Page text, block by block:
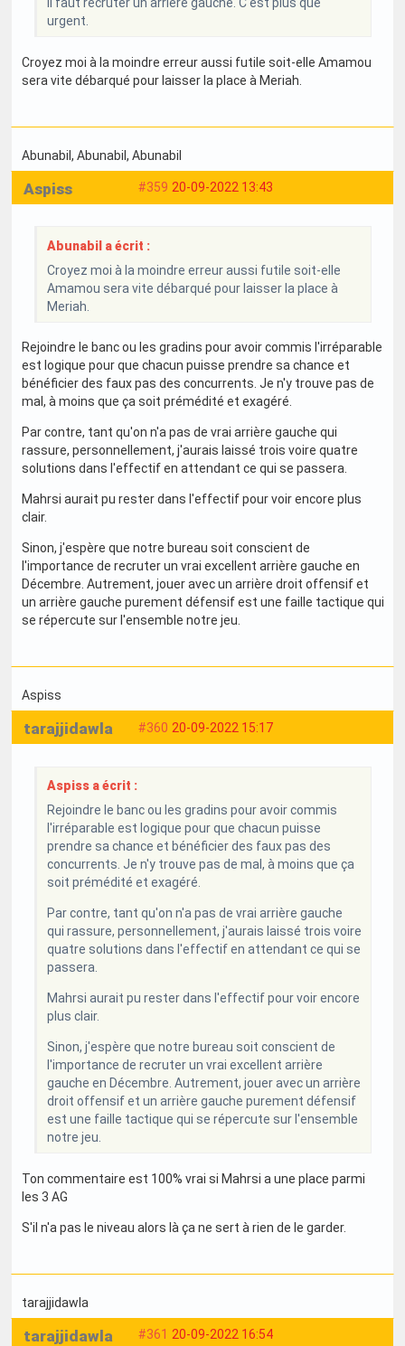
urgent.
Croyez moi à la moindre erreur aussi futile soit-elle Amamou
sera vite débarqué pour laisser la place à Meriah.
Abunabil , Abunabil , Abunabil
#359 20-09-2022 13:43
Aspiss
Abunabil a écrit :
Croyez moi à la moindre erreur aussi futile soit-elle
Amamou sera vite débarqué pour laisser la place à
Meriah.
Rejoindre le banc ou les gradins pour avoir commis l'irréparable
est logique pour que chacun puisse prendre sa chance et
bénéficier des faux pas des concurrents. Je n'y trouve pas de
mal, à moins que ça soit prémédité et exagéré.
Par contre, tant qu'on n'a pas de vrai arrière gauche qui
rassure, personnellement, j'aurais laissé trois voire quatre
solutions dans l'effectif en attendant ce qui se passera.
Mahrsi aurait pu rester dans l'effectif pour voir encore plus
clair.
Sinon, j'espère que notre bureau soit conscient de
l'importance de recruter un vrai excellent arrière gauche en
Décembre. Autrement, jouer avec un arrière droit offensif et
un arrière gauche purement défensif est une faille tactique qui
se répercute sur l'ensemble notre jeu.
Aspiss
#360 20-09-2022 15:17
tarajjidawla
Aspiss a écrit :
Rejoindre le banc ou les gradins pour avoir commis
l'irréparable est logique pour que chacun puisse
prendre sa chance et bénéficier des faux pas des
concurrents. Je n'y trouve pas de mal, à moins que ça
soit prémédité et exagéré.
Par contre, tant qu'on n'a pas de vrai arrière gauche
qui rassure, personnellement, j'aurais laissé trois voire
quatre solutions dans l'effectif en attendant ce qui se
passera.
Mahrsi aurait pu rester dans l'effectif pour voir encore
plus clair.
Sinon, j'espère que notre bureau soit conscient de
l'importance de recruter un vrai excellent arrière
gauche en Décembre. Autrement, jouer avec un arrière
droit offensif et un arrière gauche purement défensif
est une faille tactique qui se répercute sur l'ensemble
notre jeu.
Ton commentaire est 100% vrai si Mahrsi a une place parmi
les 3 AG
S'il n'a pas le niveau alors là ça ne sert à rien de le garder.
tarajjidawla
#361 20-09-2022 16:54
tarajjidawla